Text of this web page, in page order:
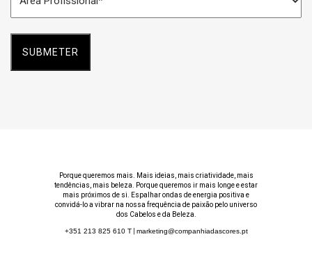
Profissional
*
Porque queremos mais. Mais ideias, mais criatividade, mais
tendências, mais beleza. Porque queremos ir mais longe e estar
mais próximos de si. Espalhar ondas de energia positiva e
convidá-lo a vibrar na nossa frequência de paixão pelo universo
dos Cabelos e da Beleza.
+351 213 825 610 T| marketing@companhiadascores.pt